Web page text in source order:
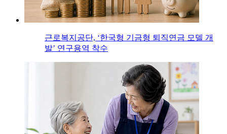
근로복지공단, ‘한국형 기금형 퇴직연금 모델 개
발’ 연구용역 착수